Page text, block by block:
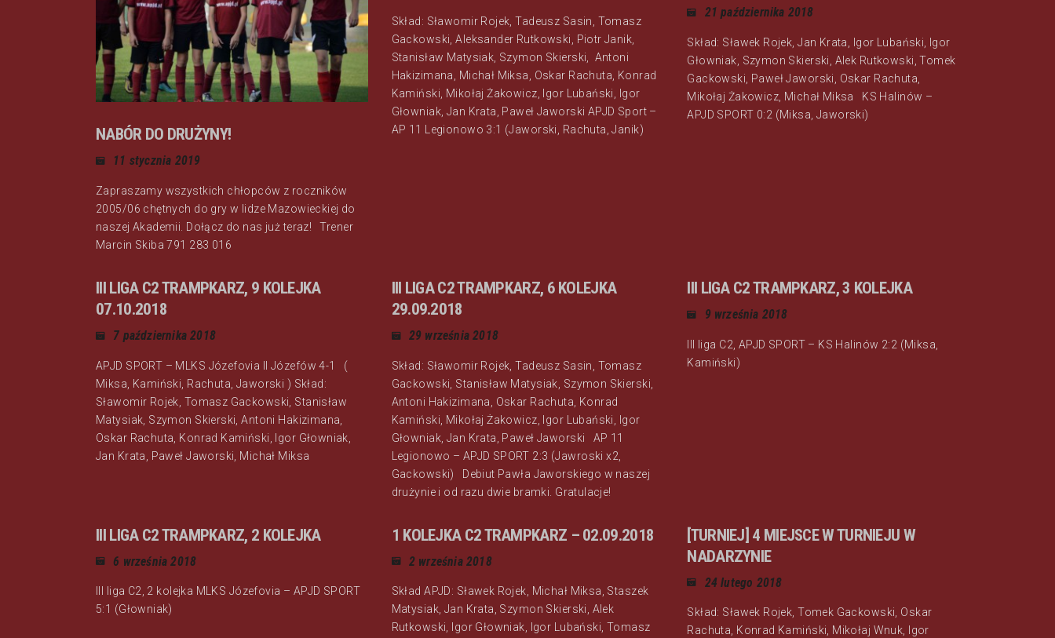
NABÓR DO DRUŻYNY!
11 stycznia 2019
Zapraszamy wszystkich chłopców z roczników
2005/06 chętnych do gry w lidze Mazowieckiej do
naszej Akademii. Dołącz do nas już teraz! Trener
Marcin Skiba 791 283 016
Skład: Sławomir Rojek, Tadeusz Sasin, Tomasz
Gackowski, Aleksander Rutkowski, Piotr Janik,
Stanisław Matysiak, Szymon Skierski, Antoni
Hakizimana, Michał Miksa, Oskar Rachuta, Konrad
Kamiński, Mikołaj Żakowicz, Igor Lubański, Igor
Głowniak, Jan Krata, Paweł Jaworski APJD Sport –
AP 11 Legionowo 3:1 (Jaworski, Rachuta, Janik)
21 października 2018
Skład: Sławek Rojek, Jan Krata, Igor Lubański, Igor
Głowniak, Szymon Skierski, Alek Rutkowski, Tomek
Gackowski, Paweł Jaworski, Oskar Rachuta,
Mikołaj Żakowicz, Michał Miksa KS Halinów –
APJD SPORT 0:2 (Miksa, Jaworski)
III LIGA C2 TRAMPKARZ, 9 KOLEJKA
07.10.2018
7 października 2018
APJD SPORT – MLKS Józefovia II Józefów 4-1 (
Miksa, Kamiński, Rachuta, Jaworski ) Skład:
Sławomir Rojek, Tomasz Gackowski, Stanisław
Matysiak, Szymon Skierski, Antoni Hakizimana,
Oskar Rachuta, Konrad Kamiński, Igor Głowniak,
Jan Krata, Paweł Jaworski, Michał Miksa
III LIGA C2 TRAMPKARZ, 6 KOLEJKA
29.09.2018
29 września 2018
Skład: Sławomir Rojek, Tadeusz Sasin, Tomasz
Gackowski, Stanisław Matysiak, Szymon Skierski,
Antoni Hakizimana, Oskar Rachuta, Konrad
Kamiński, Mikołaj Żakowicz, Igor Lubański, Igor
Głowniak, Jan Krata, Paweł Jaworski AP 11
Legionowo – APJD SPORT 2:3 (Jawroski x2,
Gackowski) Debiut Pawła Jaworskiego w naszej
drużynie i od razu dwie bramki. Gratulacje!
III LIGA C2 TRAMPKARZ, 3 KOLEJKA
9 września 2018
III liga C2, APJD SPORT – KS Halinów 2:2 (Miksa,
Kamiński)
III LIGA C2 TRAMPKARZ, 2 KOLEJKA
6 września 2018
III liga C2, 2 kolejka MLKS Józefovia – APJD SPORT
5:1 (Głowniak)
1 KOLEJKA C2 TRAMPKARZ – 02.09.2018
2 września 2018
Skład APJD: Sławek Rojek, Michał Miksa, Staszek
Matysiak, Jan Krata, Szymon Skierski, Alek
Rutkowski, Igor Głowniak, Igor Lubański, Tomasz
[TURNIEJ] 4 MIEJSCE W TURNIEJU W
NADARZYNIE
24 lutego 2018
Skład: Sławek Rojek, Tomek Gackowski, Oskar
Rachuta, Konrad Kamiński, Mikołaj Wnuk, Igor